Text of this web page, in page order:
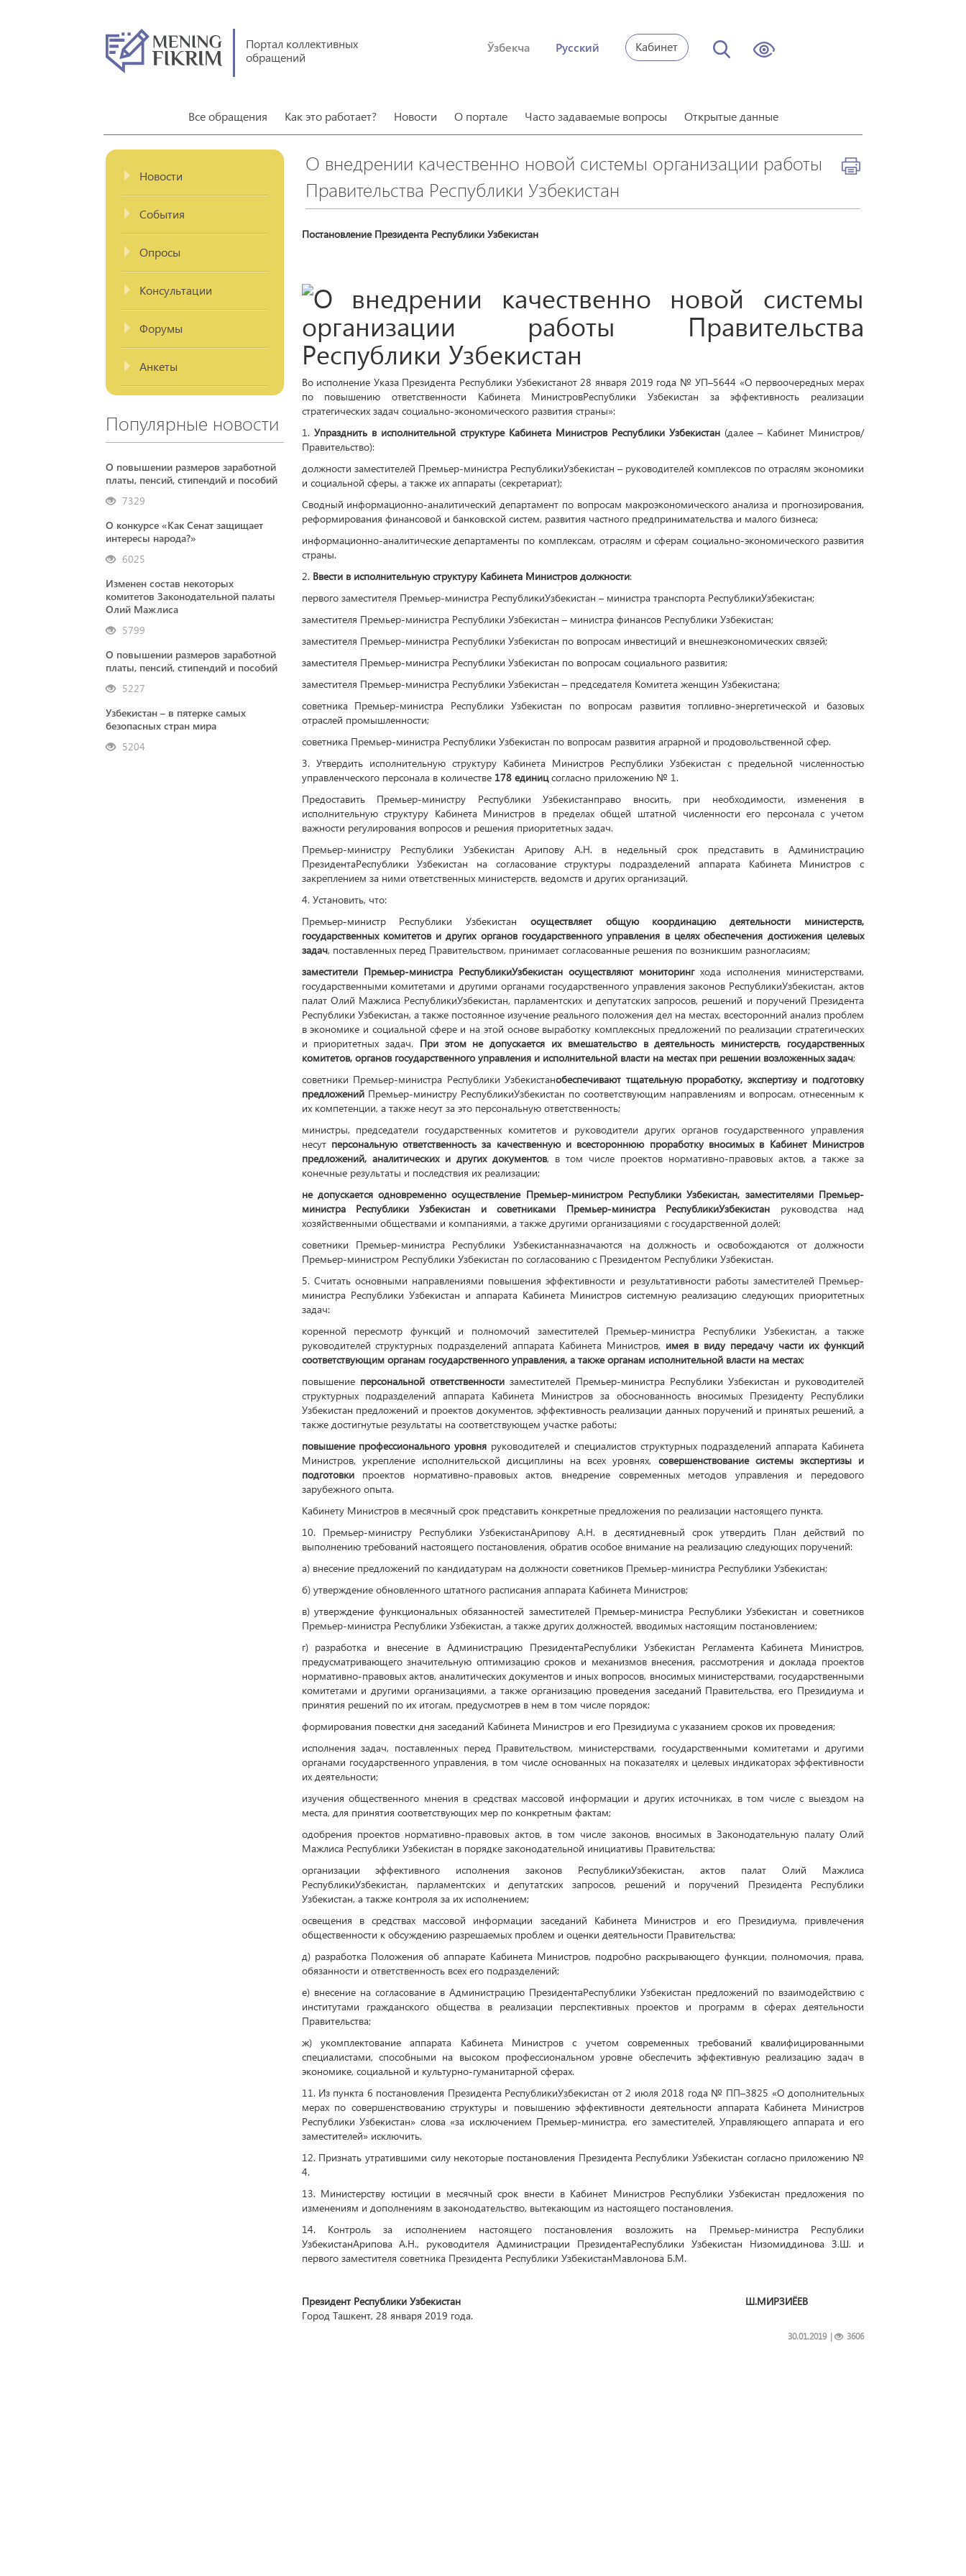
Портал коллективных
обращений
Ўзбекча Русский Кабинет
Все обращения Как это работает? Новости О портале Часто задаваемые вопросы Открытые данные
Новости
События
Опросы
Консультации
Форумы
Анкеты
Популярные новости
О повышении размеров заработной
платы, пенсий, стипендий и пособий
7329
О конкурсе «Как Сенат защищает
интересы народа?»
6025
Изменен состав некоторых
комитетов Законодательной палаты
Олий Мажлиса
5799
О повышении размеров заработной
платы, пенсий, стипендий и пособий
5227
Узбекистан – в пятерке самых
безопасных стран мира
5204
О внедрении качественно новой системы организации работы
Правительства Республики Узбекистан
Постановление Президента Республики Узбекистан
Во исполнение Указа Президента Республики Узбекистанот 28 января 2019 года № УП–5644 «О первоочередных мерах
по повышению ответственности Кабинета МинистровРеспублики Узбекистан за эффективность реализации
стратегических задач социально-экономического развития страны»:
1. Упразднить в исполнительной структуре Кабинета Министров Республики Узбекистан(далее – Кабинет Министров/
Правительство):
должности заместителей Премьер-министра РеспубликиУзбекистан – руководителей комплексов по отраслям экономики
и социальной сферы, а также их аппараты (секретариат);
Сводный информационно-аналитический департамент по вопросам макроэкономического анализа и прогнозирования,
реформирования финансовой и банковской систем, развития частного предпринимательства и малого бизнеса;
информационно-аналитические департаменты по комплексам, отраслям и сферам социально-экономического развития
страны.
2. Ввести в исполнительную структуру Кабинета Министров должности:
первого заместителя Премьер-министра РеспубликиУзбекистан – министра транспорта РеспубликиУзбекистан;
заместителя Премьер-министра Республики Узбекистан – министра финансов Республики Узбекистан;
заместителя Премьер-министра Республики Узбекистан по вопросам инвестиций и внешнеэкономических связей;
заместителя Премьер-министра Республики Узбекистан по вопросам социального развития;
заместителя Премьер-министра Республики Узбекистан – председателя Комитета женщин Узбекистана;
советника Премьер-министра Республики Узбекистан по вопросам развития топливно-энергетической и базовых
отраслей промышленности;
советника Премьер-министра Республики Узбекистан по вопросам развития аграрной и продовольственной сфер.
3. Утвердить исполнительную структуру Кабинета Министров Республики Узбекистан с предельной численностью
управленческого персонала в количестве 178 единицсогласно приложению № 1.
Предоставить Премьер-министру Республики Узбекистанправо вносить, при необходимости, изменения в
исполнительную структуру Кабинета Министров в пределах общей штатной численности его персонала с учетом
важности регулирования вопросов и решения приоритетных задач.
Премьер-министру Республики Узбекистан Арипову А.Н. в недельный срок представить в Администрацию
ПрезидентаРеспублики Узбекистан на согласование структуры подразделений аппарата Кабинета Министров с
закреплением за ними ответственных министерств, ведомств и других организаций.
4. Установить, что:
Премьер-министр Республики Узбекистан осуществляет общую координацию деятельности министерств,
государственных комитетов и других органов государственного управления в целях обеспечения достижения целевых
задач, поставленных перед Правительством, принимает согласованные решения по возникшим разногласиям;
заместители Премьер-министра РеспубликиУзбекистан осуществляют мониторингхода исполнения министерствами,
государственными комитетами и другими органами государственного управления законов РеспубликиУзбекистан, актов
палат Олий Мажлиса РеспубликиУзбекистан, парламентских и депутатских запросов, решений и поручений Президента
Республики Узбекистан, а также постоянное изучение реального положения дел на местах, всесторонний анализ проблем
в экономике и социальной сфере и на этой основе выработку комплексных предложений по реализации стратегических
и приоритетных задач. При этом не допускается их вмешательство в деятельность министерств, государственных
комитетов, органов государственного управления и исполнительной власти на местах при решении возложенных задач;
советники Премьер-министра Республики Узбекистанобеспечивают тщательную проработку, экспертизу и подготовку
предложенийПремьер-министру РеспубликиУзбекистан по соответствующим направлениям и вопросам, отнесенным к
их компетенции, а также несут за это персональную ответственность;
министры, председатели государственных комитетов и руководители других органов государственного управления
несут персональную ответственность за качественную и всестороннюю проработку вносимых в Кабинет Министров
предложений, аналитических и других документов, в том числе проектов нормативно-правовых актов, а также за
конечные результаты и последствия их реализации;
не допускается одновременно осуществление Премьер-министром Республики Узбекистан, заместителями Премьер-
министра Республики Узбекистан и советниками Премьер-министра РеспубликиУзбекистан руководства над
хозяйственными обществами и компаниями, а также другими организациями с государственной долей;
советники Премьер-министра Республики Узбекистанназначаются на должность и освобождаются от должности
Премьер-министром Республики Узбекистан по согласованию с Президентом Республики Узбекистан.
5. Считать основными направлениями повышения эффективности и результативности работы заместителей Премьер-
министра Республики Узбекистан и аппарата Кабинета Министров системную реализацию следующих приоритетных
задач:
коренной пересмотр функций и полномочий заместителей Премьер-министра Республики Узбекистан, а также
руководителей структурных подразделений аппарата Кабинета Министров, имея в виду передачу части их функций
соответствующим органам государственного управления, а также органам исполнительной власти на местах;
повышение персональной ответственностизаместителей Премьер-министра Республики Узбекистан и руководителей
структурных подразделений аппарата Кабинета Министров за обоснованность вносимых Президенту Республики
Узбекистан предложений и проектов документов, эффективность реализации данных поручений и принятых решений, а
также достигнутые результаты на соответствующем участке работы;
повышение профессионального уровня руководителей и специалистов структурных подразделений аппарата Кабинета
Министров, укрепление исполнительской дисциплины на всех уровнях, совершенствование системы экспертизы и
подготовкипроектов нормативно-правовых актов, внедрение современных методов управления и передового
зарубежного опыта.
Кабинету Министров в месячный срок представить конкретные предложения по реализации настоящего пункта.
10. Премьер-министру Республики УзбекистанАрипову А.Н. в десятидневный срок утвердить План действий по
выполнению требований настоящего постановления, обратив особое внимание на реализацию следующих поручений:
а) внесение предложений по кандидатурам на должности советников Премьер-министра Республики Узбекистан;
б) утверждение обновленного штатного расписания аппарата Кабинета Министров;
в) утверждение функциональных обязанностей заместителей Премьер-министра Республики Узбекистан и советников
Премьер-министра Республики Узбекистан, а также других должностей, вводимых настоящим постановлением;
г) разработка и внесение в Администрацию ПрезидентаРеспублики Узбекистан Регламента Кабинета Министров,
предусматривающего значительную оптимизацию сроков и механизмов внесения, рассмотрения и доклада проектов
нормативно-правовых актов, аналитических документов и иных вопросов, вносимых министерствами, государственными
комитетами и другими организациями, а также организацию проведения заседаний Правительства, его Президиума и
принятия решений по их итогам, предусмотрев в нем в том числе порядок:
формирования повестки дня заседаний Кабинета Министров и его Президиума с указанием сроков их проведения;
исполнения задач, поставленных перед Правительством, министерствами, государственными комитетами и другими
органами государственного управления, в том числе основанных на показателях и целевых индикаторах эффективности
их деятельности;
изучения общественного мнения в средствах массовой информации и других источниках, в том числе с выездом на
места, для принятия соответствующих мер по конкретным фактам;
одобрения проектов нормативно-правовых актов, в том числе законов, вносимых в Законодательную палату Олий
Мажлиса Республики Узбекистан в порядке законодательной инициативы Правительства;
организации эффективного исполнения законов РеспубликиУзбекистан, актов палат Олий Мажлиса
РеспубликиУзбекистан, парламентских и депутатских запросов, решений и поручений Президента Республики
Узбекистан, а также контроля за их исполнением;
освещения в средствах массовой информации заседаний Кабинета Министров и его Президиума, привлечения
общественности к обсуждению разрешаемых проблем и оценки деятельности Правительства;
д) разработка Положения об аппарате Кабинета Министров, подробно раскрывающего функции, полномочия, права,
обязанности и ответственность всех его подразделений;
е) внесение на согласование в Администрацию ПрезидентаРеспублики Узбекистан предложений по взаимодействию с
институтами гражданского общества в реализации перспективных проектов и программ в сферах деятельности
Правительства;
ж) укомплектование аппарата Кабинета Министров с учетом современных требований квалифицированными
специалистами, способными на высоком профессиональном уровне обеспечить эффективную реализацию задач в
экономике, социальной и культурно-гуманитарной сферах.
11. Из пункта 6 постановления Президента РеспубликиУзбекистан от 2 июля 2018 года № ПП–3825 «О дополнительных
мерах по совершенствованию структуры и повышению эффективности деятельности аппарата Кабинета Министров
Республики Узбекистан» слова «за исключением Премьер-министра, его заместителей, Управляющего аппарата и его
заместителей» исключить.
12. Признать утратившими силу некоторые постановления Президента Республики Узбекистан согласно приложению №
4.
13. Министерству юстиции в месячный срок внести в Кабинет Министров Республики Узбекистан предложения по
изменениям и дополнениям в законодательство, вытекающим из настоящего постановления.
14. Контроль за исполнением настоящего постановления возложить на Премьер-министра Республики
УзбекистанАрипова А.Н., руководителя Администрации ПрезидентаРеспублики Узбекистан Низомиддинова З.Ш. и
первого заместителя советника Президента Республики УзбекистанМавлонова Б.М.
Президент Республики Узбекистан Ш.МИРЗИЁЕВ
Город Ташкент, 28 января 2019 года.
| 3606
30.01.2019